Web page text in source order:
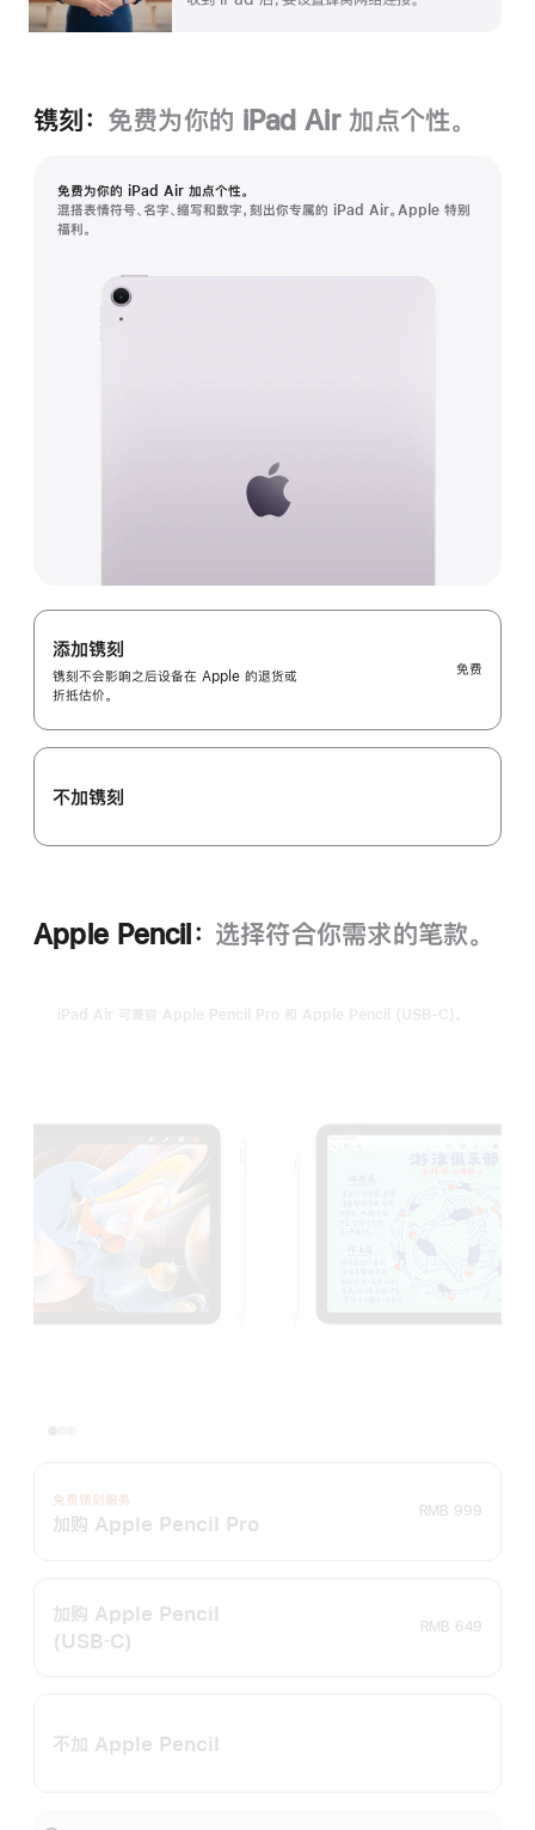
镌刻： 免费为你的 iPad Air 加⁠点个性。
免费为你的 iPad Air 加⁠点个性。
混搭表情符号、名字、缩写和数字，刻出你专属的 iPad Air。Apple 特别
福利。
添加镌刻
镌刻不会影响之后设备在 Apple 的退货或
折抵估价。
免费
不加镌刻
Apple Pencil： 选择符合你需求的笔款。
免费镌刻服务
加购 Apple Pencil Pro
RMB 999
加购 Apple Pencil
(USB‑C)
RMB 649
不加 Apple Pencil